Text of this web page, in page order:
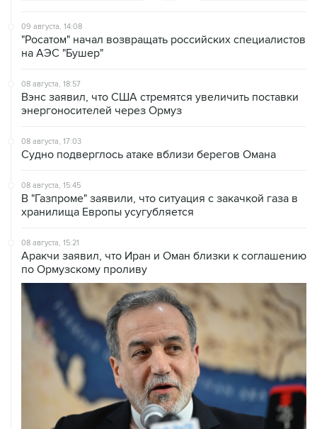
09 августа, 14:08
"Росатом" начал возвращать российских специалистов
на АЭС "Бушер"
08 августа, 18:57
Вэнс заявил, что США стремятся увеличить поставки
энергоносителей через Ормуз
08 августа, 17:03
Судно подверглось атаке вблизи берегов Омана
08 августа, 15:45
В "Газпроме" заявили, что ситуация с закачкой газа в
хранилища Европы усугубляется
08 августа, 15:21
Аракчи заявил, что Иран и Оман близки к соглашению
по Ормузскому проливу